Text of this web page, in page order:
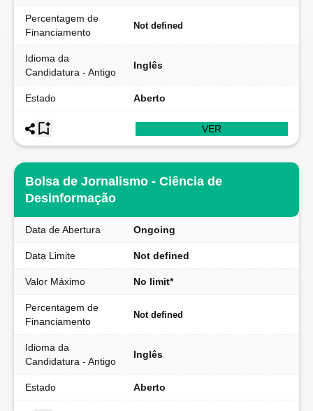
Percentagem de
Financiamento
Not defined
Idioma da
Candidatura - Antigo
Inglês
Estado Aberto
VER
Bolsa de Jornalismo - Ciência de
Desinformação
Data de Abertura Ongoing
Data Limite Not defined
Valor Máximo No limit*
Percentagem de
Financiamento
Not defined
Idioma da
Candidatura - Antigo
Inglês
Estado Aberto